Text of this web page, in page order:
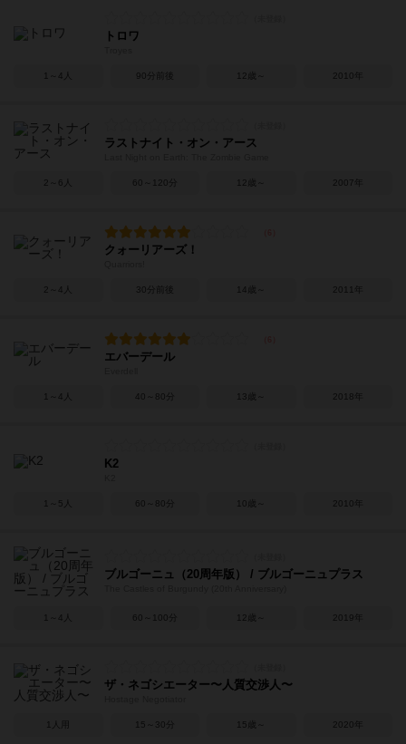
トロワ
1～4人 90分前後 12歳～ 2010年
ラストナイト・オン・アース
2～6人 60～120分 12歳～ 2007年
クォーリアーズ！
2～4人 30分前後 14歳～ 2011年
エバーデール
1～4人 40～80分 13歳～ 2018年
K2
1～5人 60～80分 10歳～ 2010年
ブルゴーニュ（20周年版） / ブルゴーニュプラス
1～4人 60～100分 12歳～ 2019年
ザ・ネゴシエーター〜人質交渉人〜
1人用 15～30分 15歳～ 2020年